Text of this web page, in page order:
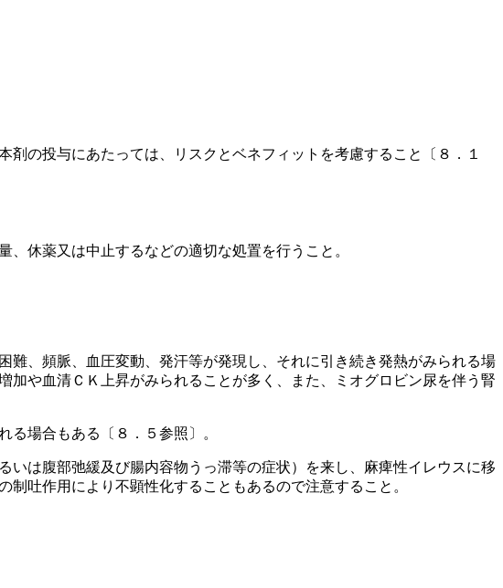
の投与にあたっては、リスクとベネフィットを考慮すること〔８．１
休薬又は中止するなどの適切な処置を行うこと。
、頻脈、血圧変動、発汗等が発現し、それに引き続き発熱がみられる場
や血清ＣＫ上昇がみられることが多く、また、ミオグロビン尿を伴う腎
場合もある〔８．５参照〕。
は腹部弛緩及び腸内容物うっ滞等の症状）を来し、麻痺性イレウスに移
吐作用により不顕性化することもあるので注意すること。